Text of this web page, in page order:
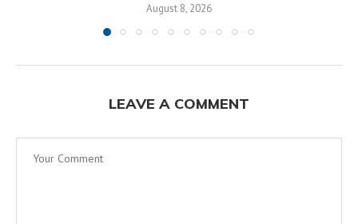
August 8, 2026
LEAVE A COMMENT